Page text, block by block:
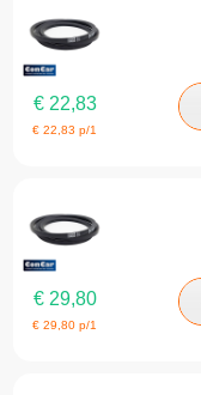
€22,83
€22,83 p/1
€29,80
€29,80 p/1